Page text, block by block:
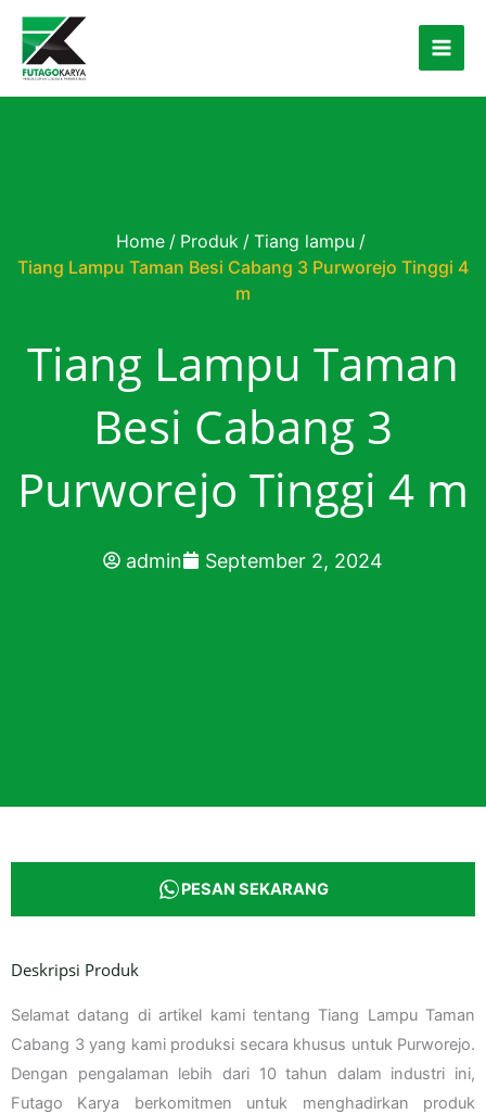
Skip to content
Home / Produk / Tiang lampu /
Tiang Lampu Taman Besi Cabang 3 Purworejo Tinggi 4
m
Tiang Lampu Taman
Besi Cabang 3
Purworejo Tinggi 4 m
admin September 2, 2024
PESAN SEKARANG
Deskripsi Produk
Selamat datang di artikel kami tentang Tiang Lampu Taman
Cabang 3 yang kami produksi secara khusus untuk Purworejo.
Dengan pengalaman lebih dari 10 tahun dalam industri ini,
Futago Karya berkomitmen untuk menghadirkan produk